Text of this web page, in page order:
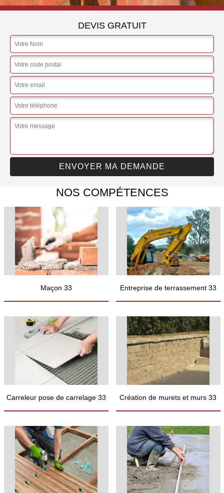
DEVIS GRATUIT
NOS COMPÉTENCES
Maçon 33 Entreprise de terrassement 33
Carreleur pose de carrelage 33 Création de murets et murs 33